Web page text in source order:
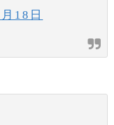
18日